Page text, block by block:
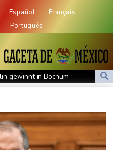
Español
Français
Português
gewinnt in Bochum
Zentralbank-Vorständin Cook
32 Millionen Euro gehen nach
als 140 Tote bei Migrationskrise